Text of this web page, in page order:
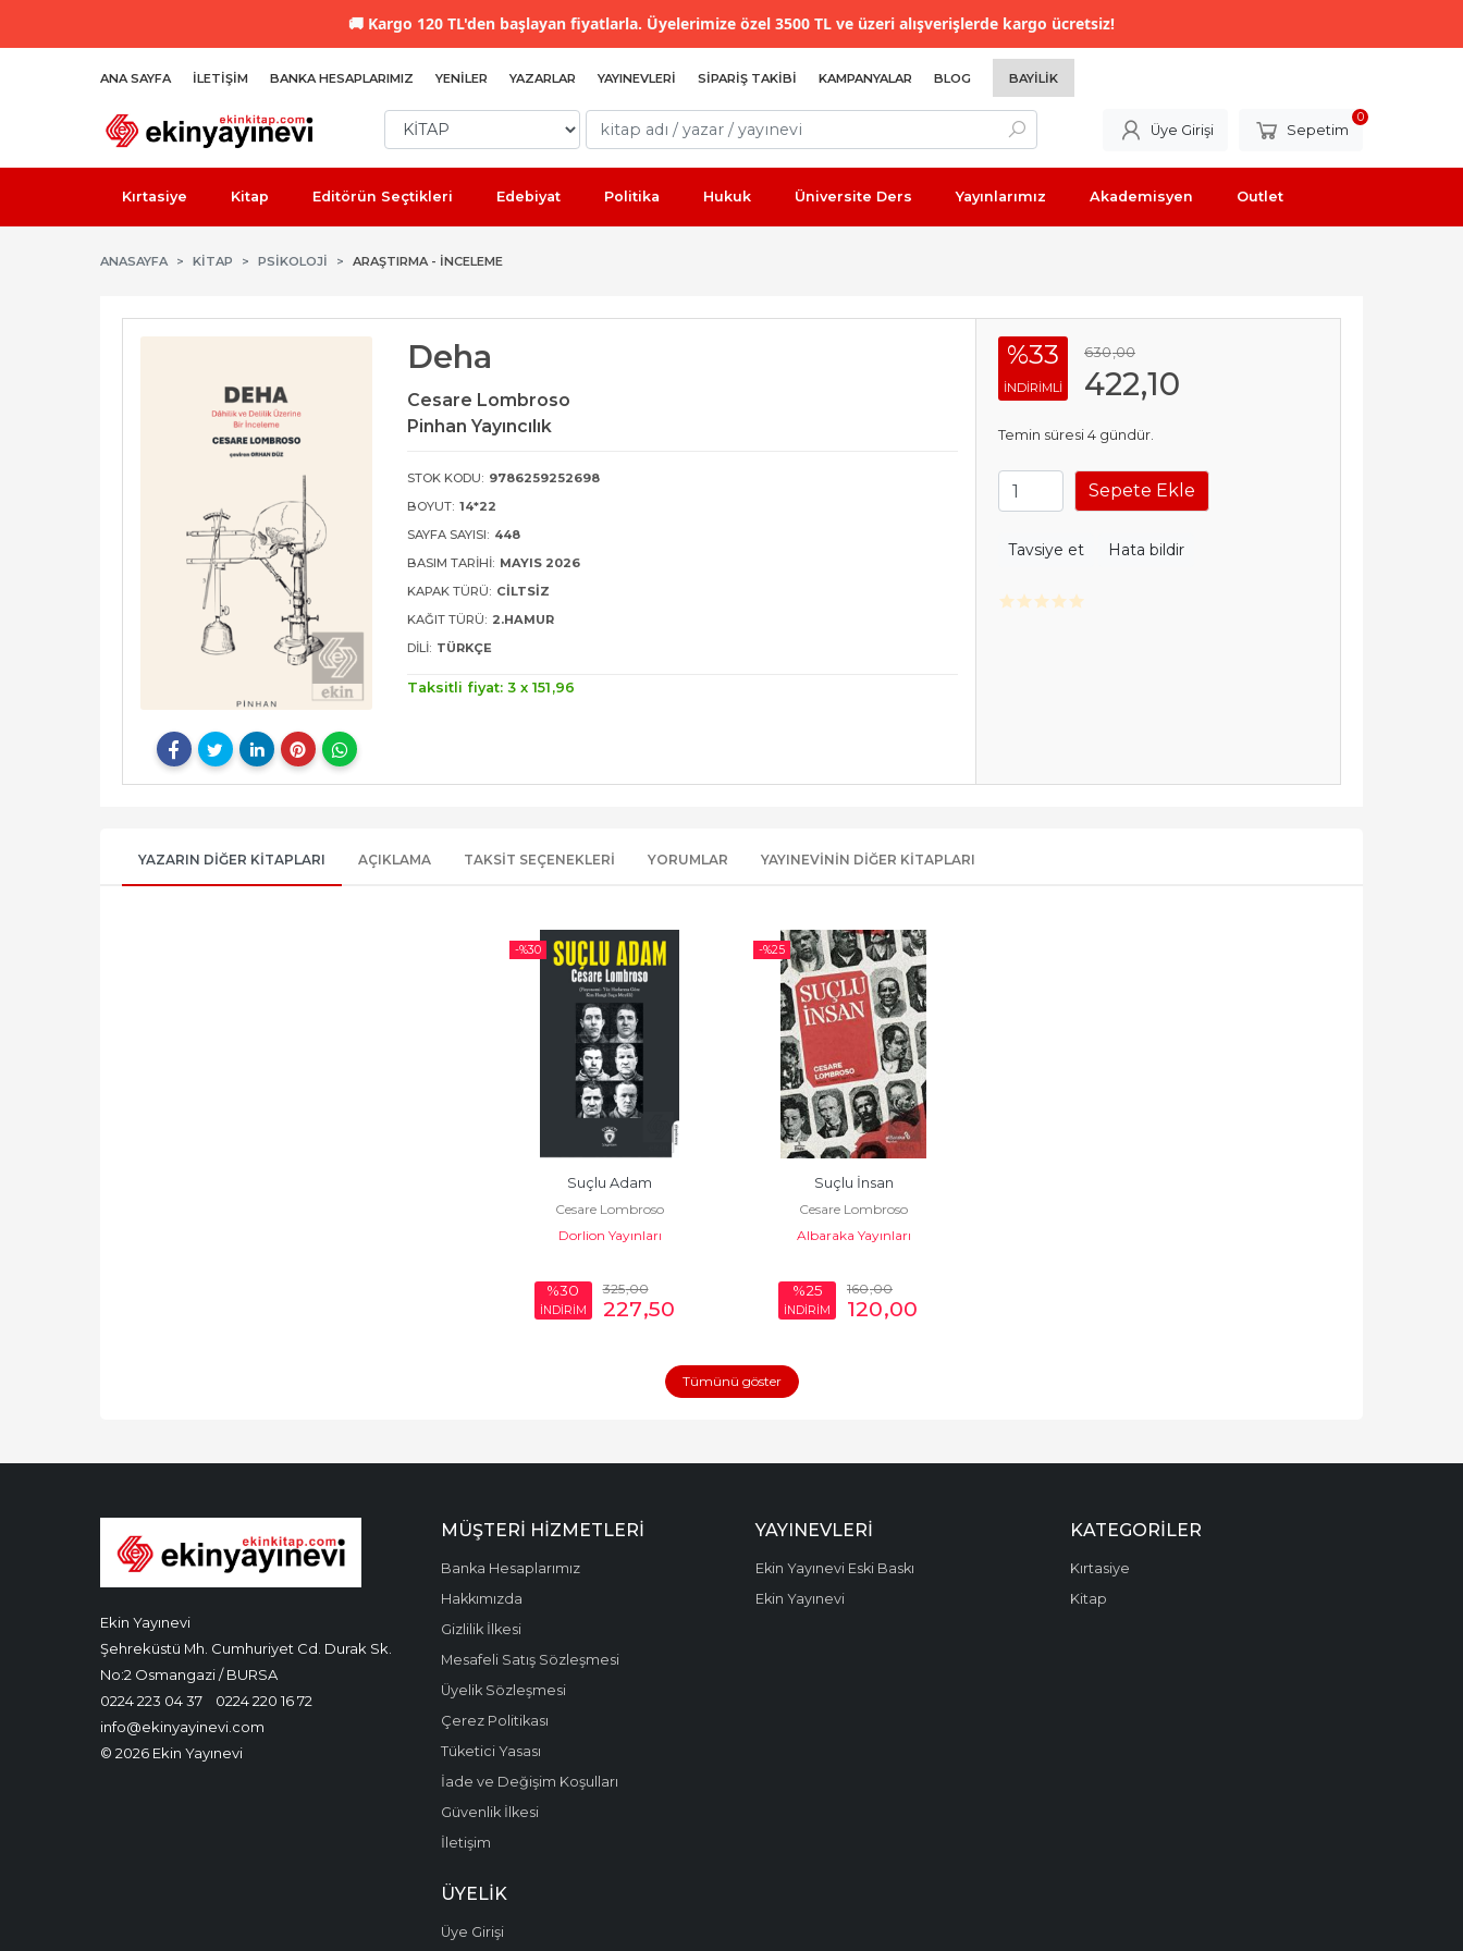
🚚 Kargo 120 TL'den başlayan fiyatlarla. Üyelerimize özel 3500 TL ve üzeri alışverişlerde kargo ücretsiz!
ANA SAYFA İLETIŞIM BANKA HESAPLARIMIZ YENILER YAZARLAR YAYINEVLERI SIPARIŞ TAKIBI KAMPANYALAR BLOG BAYILIK
Üye Girişi Sepetim
0
Kırtasiye Kitap Editörün Seçtikleri Edebiyat Politika Hukuk Üniversite Ders Yayınlarımız Akademisyen Outlet
ANASAYFA KİTAP PSIKOLOJI ARAŞTIRMA - İNCELEME
Deha
Cesare Lombroso
Pinhan Yayıncılık
STOK KODU: 9786259252698
BOYUT: 14*22
SAYFA SAYISI: 448
BASIM TARIHI: MAYIS 2026
KAPAK TÜRÜ: CILTSIZ
KAĞIT TÜRÜ: 2.HAMUR
DILI: TÜRKÇE
Taksitli fiyat: 3 x151 ,96
%33
INDIRIMLI
630,00
422,10
Temin süresi 4 gündür.
Sepete Ekle
Tavsiye et Hata bildir
YAZARIN DIĞER KITAPLARI AÇIKLAMA TAKSIT SEÇENEKLERI YORUMLAR YAYINEVININ DIĞER KITAPLARI
-%30
Suçlu Adam
Cesare Lombroso
Dorlion Yayınları
%30
İNDİRİM
325,00
227,50
-%25
Suçlu İnsan
Cesare Lombroso
Albaraka Yayınları
%25
İNDİRİM
160,00
120,00
Tümünü göster
Ekin Yayınevi
Şehreküstü Mh. Cumhuriyet Cd. Durak Sk.
No:2 Osmangazi / BURSA
0224 223 04 37
0224 220 16 72
info@ekinyayinevi.com
© 2026 Ekin Yayınevi
MÜŞTERI HIZMETLERI
Banka Hesaplarımız
Hakkımızda
Gizlilik İlkesi
Mesafeli Satış Sözleşmesi
Üyelik Sözleşmesi
Çerez Politikası
Tüketici Yasası
İade ve Değişim Koşulları
Güvenlik İlkesi
İletişim
YAYINEVLERI
Ekin Yayınevi Eski Baskı
Ekin Yayınevi
KATEGORILER
Kırtasiye
Kitap
ÜYELIK
Üye Girişi